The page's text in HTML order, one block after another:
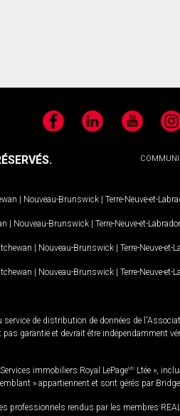
FacebookLinkedIn YouTube
| Nouveau-Brunswick | Terre-Neuve-et-
| Nouveau-Brunswick | Terre-Neuve-et-Labrador
| Nouveau-Brunswick | Terre-Neuve-et-
| Nouveau-Brunswick | Terre-Neuve-et-
service de distribution de données de
garantie et devrait être indépendamment
immobiliers Royal LePageMD Ltée »,
» appartiennent et sont gérés par
rendus par les membres